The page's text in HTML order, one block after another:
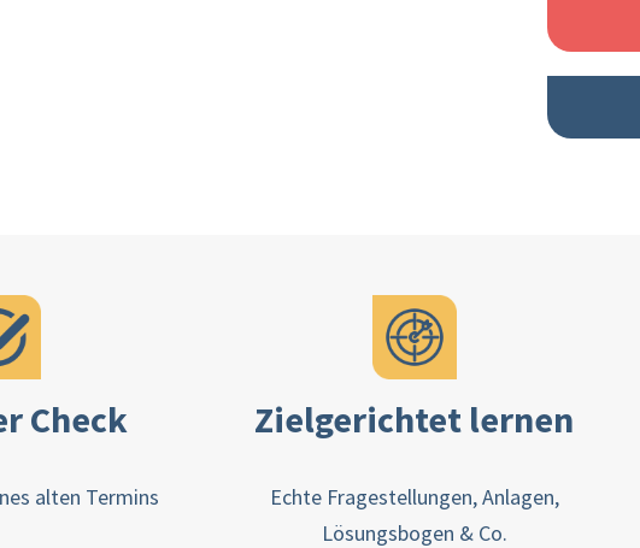
Check Zielgerichtet lernen
alten Termins
Echte Fragestellungen, Anlagen,
Lösungsbogen & Co.